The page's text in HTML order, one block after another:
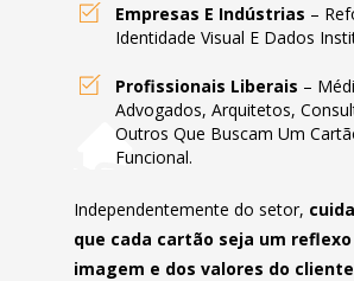
Empresas E Indústrias –
Identidade Visual E Dados
Profissionais Liberais –
Advogados, Arquitetos,
Outros Que Buscam Um
Funcional.
Independentemente do setor,
que cada cartão seja um
imagem e dos valores do cliente